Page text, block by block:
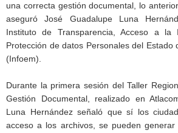
una correcta gestión documental, lo
aseguró José Guadalupe Luna
Instituto de Transparencia, Acceso a la
Protección de datos Personales del Estado
(Infoem).
Durante la primera sesión del Taller
Gestión Documental, realizado en
Luna Hernández señaló que sí los
acceso a los archivos, se pueden